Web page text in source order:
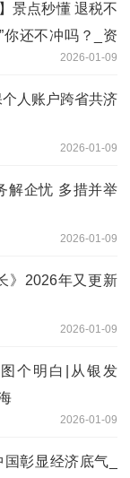
景点秒懂 退税不
你还不冲吗？_资
2026-01-09
人账户跨省共济
2026-01-09
解企忧 多措并举
2026-01-09
》2026年又更新
2026-01-09
个明白|从银发
2026-01-09
彰显经济底气_